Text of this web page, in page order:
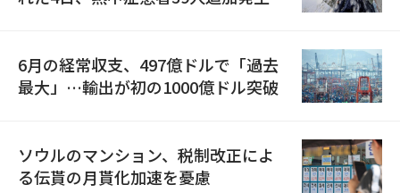
6月の経常収支、497億ドルで「過去
最大」…輸出が初の1000億ドル突破
ソウルのマンション、税制改正によ
る伝貰の月貰化加速を憂慮